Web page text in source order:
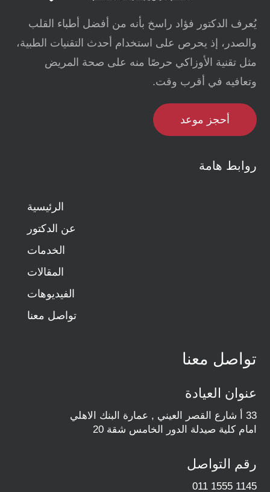
تواصل معنا
عنوان العيادة
33 أ شارع القصر العيني , عمارة البنك الاهلي
امام كلية صيدلة الدور الخامس شقة 20
رقم التواصل
011 1555 1145
روابط هامة
الرئيسية
عن الدكتور
الخدمات
المقالات
الفيديوهات
تواصل معنا
يُعرف الدكتور فؤاد راسخ بأنه من أفضل أطباء القلب
والصدر، إذ يحرص على استخدام أحدث التقنيات الطبية،
مثل تقنية الأوزاكي حرصًا منه على صحة المريض
وتعافيه في أقرب وقت.
أحجز موعد